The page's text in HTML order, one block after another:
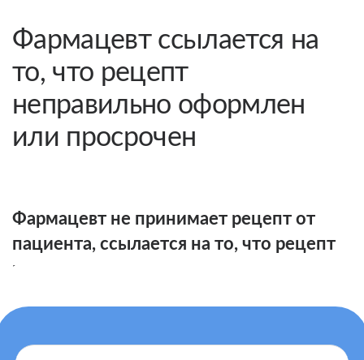
Фармацевт ссылается на
то, что рецепт
неправильно оформлен
или просрочен
Фармацевт не принимает рецепт от
пациента, ссылается на то, что рецепт
неправильно оформлен или просрочен